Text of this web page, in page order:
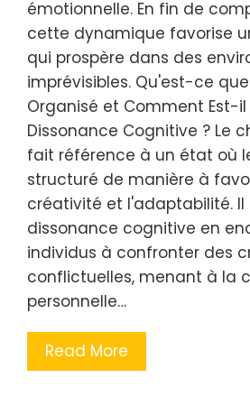
émotionnelle. En fin de
cette dynamique favorise
qui prospère dans des
imprévisibles. Qu'est-ce
Organisé et Comment Est-il
Dissonance Cognitive ? Le
fait référence à un état où
structuré de manière à
créativité et l'adaptabilité. Il
dissonance cognitive en
individus à confronter des
conflictuelles, menant à la
personnelle…
Read More